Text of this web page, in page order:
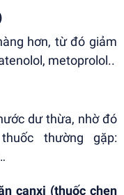
hơn, từ đó giảm
metoprolol..
dư thừa, nhờ đó
thường gặp:
canxi (thuốc chẹn